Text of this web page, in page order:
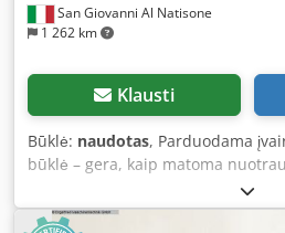
San Giovanni Al Natisone
1 262 km
Klausti
Būklė: naudotas, Parduodama
būklė – gera, kaip matoma